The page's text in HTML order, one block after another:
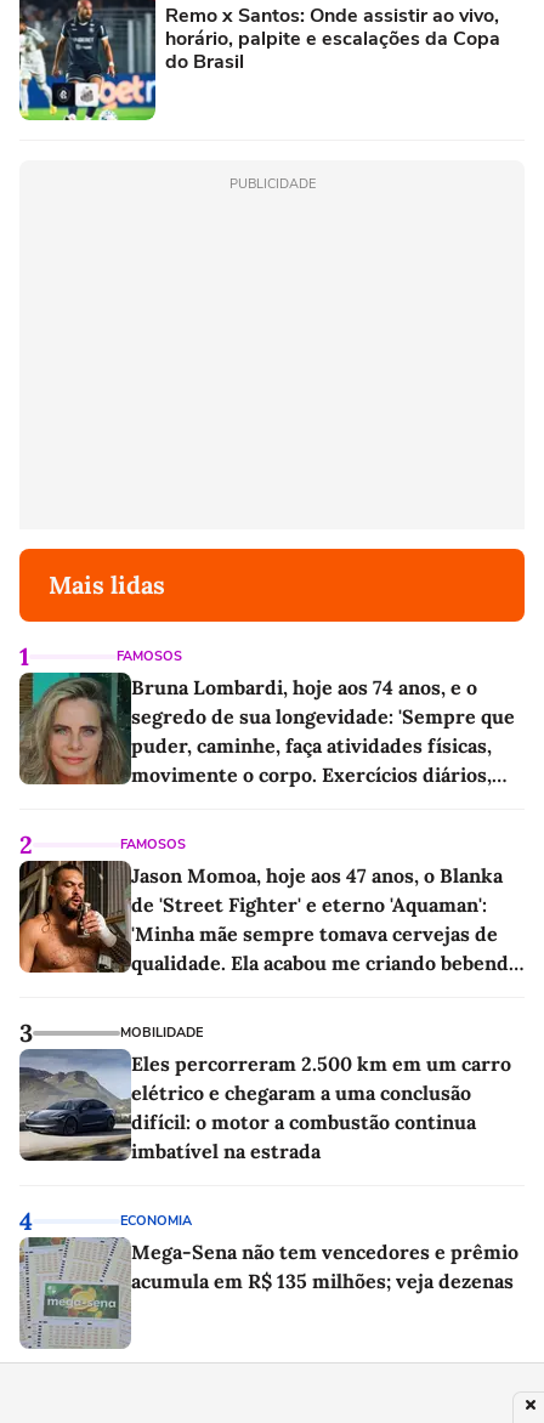
Remo x Santos: Onde assistir ao vivo,
horário, palpite e escalações da Copa
do Brasil
PUBLICIDADE
Mais lidas
1 FAMOSOS
Bruna Lombardi, hoje aos 74 anos, e o
segredo de sua longevidade: 'Sempre que
puder, caminhe, faça atividades físicas,
movimente o corpo. Exercícios diários,
2 FAMOSOS
Jason Momoa, hoje aos 47 anos, o Blanka
de 'Street Fighter' e eterno 'Aquaman':
'Minha mãe sempre tomava cervejas de
qualidade. Ela acabou me criando bebendo
3 MOBILIDADE
Eles percorreram 2.500 km em um carro
elétrico e chegaram a uma conclusão
difícil: o motor a combustão continua
imbatível na estrada
4 ECONOMIA
Mega-Sena não tem vencedores e prêmio
acumula em R$ 135 milhões; veja dezenas